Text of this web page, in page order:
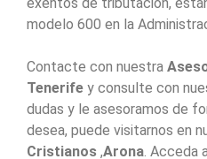
modelo 600 en la
Contacte con nuestra
Tenerife y consulte con
dudas y le asesoramos de
desea, puede visitarnos en
Cristianos ,Arona. Acceda